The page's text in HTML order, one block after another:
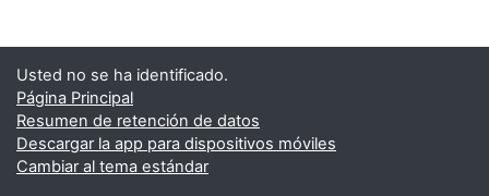
Usted no se ha identificado.
Página Principal
Resumen de retención de datos
Descargar la app para dispositivos móviles
Cambiar al tema estándar